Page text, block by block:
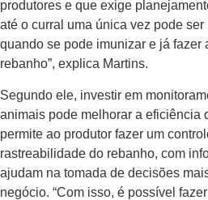
produtores e que exige
até o curral uma única vez pode
quando se pode imunizar e já fazer
rebanho”, explica Martins.
Segundo ele, investir em
animais pode melhorar a eficiência
permite ao produtor fazer um
rastreabilidade do rebanho, com
ajudam na tomada de decisões
negócio. “Com isso, é possível